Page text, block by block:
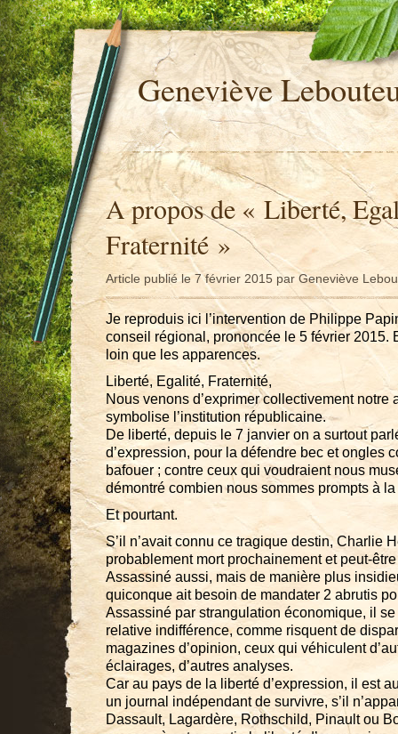
Geneviève
A propos de « Liberté,
Fraternité »
Article publié le 7 février 2015 par Geneviève
Je reproduis ici l’intervention de Philippe
conseil régional, prononcée le 5 février 2015.
loin que les apparences.
Liberté, Egalité, Fraternité,
Nous venons d’exprimer collectivement notre
symbolise l’institution républicaine.
De liberté, depuis le 7 janvier on a surtout
d’expression, pour la défendre bec et ongles
bafouer ; contre ceux qui voudraient nous
démontré combien nous sommes prompts à
Et pourtant.
S’il n’avait connu ce tragique destin, Charlie
probablement mort prochainement et peut-
Assassiné aussi, mais de manière plus
quiconque ait besoin de mandater 2 abrutis
Assassiné par strangulation économique, il
relative indifférence, comme risquent de
magazines d’opinion, ceux qui véhiculent
éclairages, d’autres analyses.
Car au pays de la liberté d’expression, il est
un journal indépendant de survivre, s’il
Dassault, Lagardère, Rothschild, Pinault ou